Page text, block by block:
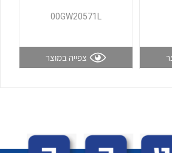
00GW20571L
צפייה במוצר